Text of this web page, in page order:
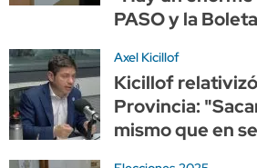
PASO y la
Axel Kicillof
Kicillof
Provincia:
mismo que en